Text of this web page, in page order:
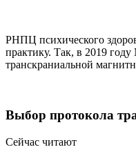
РНПЦ психического
практику. Так, в 2019
транскраниальной
Выбор протокола
Сейчас читают